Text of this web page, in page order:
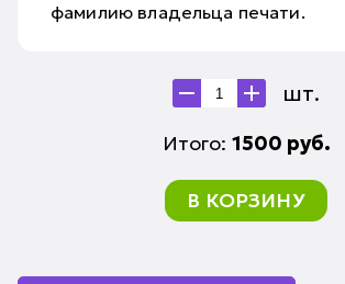
фамилию владельца печати.
шт.
Итого: 1500 руб.
В КОРЗИНУ